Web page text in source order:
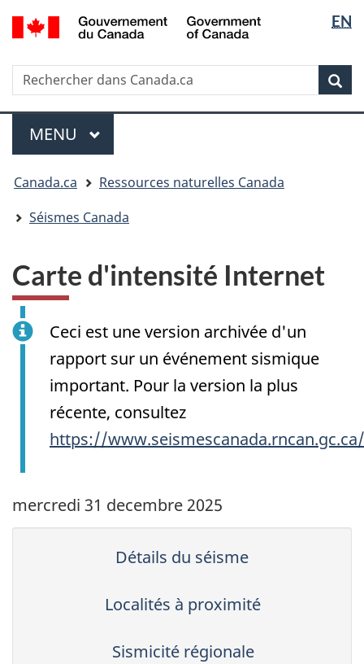
Passer
au
principal
Passer
à
sujet
du
gouvernement »
Passer
à
version
HTML
simplifiée
la
langue
EN
Rechercher
Rechercher
dans
Canada.ca
Menu
MENU PRINCIPAL
êtes
ici
Canada.ca
Ressources naturelles Canada
Séismes Canada
Carte d'intensité Internet
Ceci est une version archivée d'un
rapport sur un événement sismique
important. Pour la version la plus
récente, consultez
https://
mercredi 31 decembre 2025
Détails du séisme
Localités à proximité
Sismicité régionale